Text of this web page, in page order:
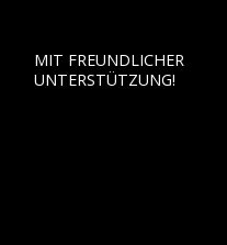
MIT FREUNDLICHER
UNTERSTÜTZUNG!